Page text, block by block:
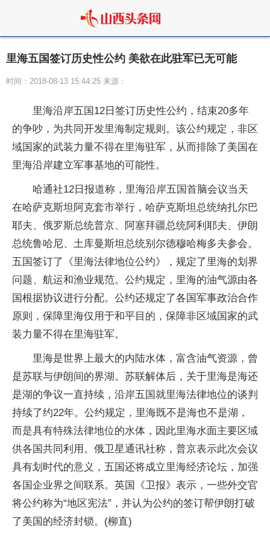
里海五国签订历史性公约 美欲在此驻军已无可能
时间：2018-08-13 15:44:25 来源：
里海沿岸五国12日签订历史性公约，结束20多年
的争吵，为共同开发里海制定规则。该公约规定，非区
域国家的武装力量不得在里海驻军，从而排除了美国在
里海沿岸建立军事基地的可能性。
哈通社12日报道称，里海沿岸五国首脑会议当天
在哈萨克斯坦阿克套市举行，哈萨克斯坦总统纳扎尔巴
耶夫、俄罗斯总统普京、阿塞拜疆总统阿利耶夫、伊朗
总统鲁哈尼、土库曼斯坦总统别尔德穆哈梅多夫参会。
五国签订了《里海法律地位公约》，规定了里海的划界
问题、航运和渔业规范。公约规定，里海的油气源由各
国根据协议进行分配。公约还规定了各国军事政治合作
原则，保障里海仅用于和平目的，保障非区域国家的武
装力量不得在里海驻军。
里海是世界上最大的内陆水体，富含油气资源，曾
是苏联与伊朗间的界湖。苏联解体后，关于里海是海还
是湖的争议一直持续，沿岸五国就里海法律地位的谈判
持续了约22年。公约规定，里海既不是海也不是湖，
而是具有特殊法律地位的水体，因此里海水面主要区域
供各国共同利用。俄卫星通讯社称，普京表示此次会议
具有划时代的意义，五国还将成立里海经济论坛，加强
各国企业界之间联系。英国《卫报》表示，一些外交官
将公约称为“地区宪法”，并认为公约的签订帮伊朗打破
了美国的经济封锁。(柳直)